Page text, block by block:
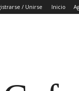
/ Unirse Inicio